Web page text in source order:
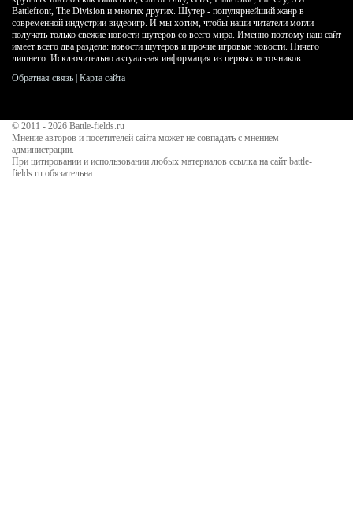
Battlefront, The Division и многих других. Шутер - популярнейший жанр в
современной индустрии видеоигр. И мы хотим, чтобы наши читатели могли
получать только свежие новости шутеров со всего мира. Именно поэтому наш сайт
имеет всего два раздела: новости шутеров и прочие игровые новости. Ничего
лишнего. Исключительно актуальная информация из первых источников.
Обратная связь Карта сайта
© 2011 - 2026 Battle-fields.ru
Мнение авторов и посетителей сайта может не совпадать с мнением
администрации.
При цитировании и использовании любых материалов ссылка на сайт battle-
fields.ru обязательна.